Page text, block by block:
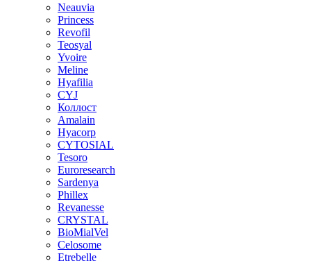
Neauvia
Princess
Revofil
Teosyal
Yvoire
Meline
Hyafilia
CYJ
Коллост
Amalain
Hyacorp
CYTOSIAL
Tesoro
Euroresearch
Sardenya
Phillex
Revanesse
CRYSTAL
BioMialVel
Celosome
Etrebelle